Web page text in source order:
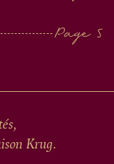
Krug.